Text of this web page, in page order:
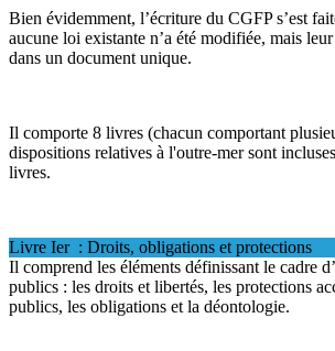
Bien évidemment, l’écriture du CGFP s’est
aucune loi existante n’a été modifiée, mais
dans un document unique.
Il comporte 8 livres (chacun comportant
dispositions relatives à l'outre-mer sont
livres.
Livre Ier : Droits, obligations et protections
Il comprend les éléments définissant le cadre
publics : les droits et libertés, les protections
publics, les obligations et la déontologie.